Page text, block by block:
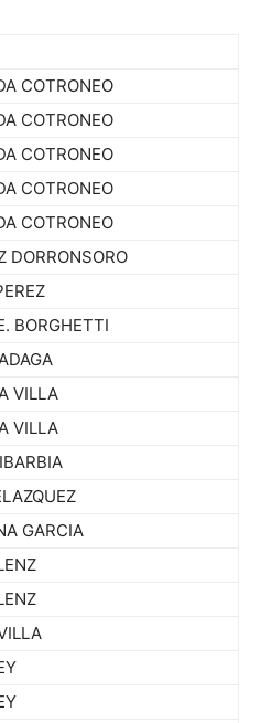
COTRONEO
COTRONEO
COTRONEO
COTRONEO
COTRONEO
DORRONSORO
BORGHETTI
VILLA
VILLA
GARCIA